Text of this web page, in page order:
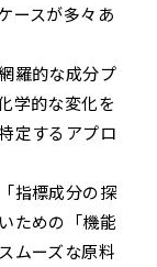
ースが多々あ
羅的な成分プ
学的な変化を
定するアプロ
指標成分の探
ための「機能
ムーズな原料